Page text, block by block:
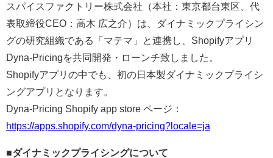
スパイスファクトリー株式会社（本社：東京都台東区、代
表取締役CEO：高木 広之介）は、ダイナミックプライシン
グの研究組織である「マテマ」と連携し、Shopifyアプリ
Dyna-Pricingを共同開発・ローンチ致しました。
Shopifyアプリの中でも、初の日本製ダイナミックプライシ
ングアプリとなります。
Dyna‑Pricing Shopify app store ページ：
https://apps.shopify.com/dyna-pricing?locale=ja
■ダイナミックプライシングについて